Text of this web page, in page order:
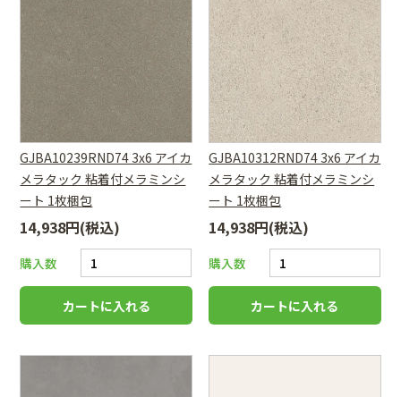
GJBA10239RND74 3x6 アイカ
メラタック 粘着付メラミンシ
ート 1枚梱包
14,938円(税込)
購入数
GJBA10312RND74 3x6 アイカ
メラタック 粘着付メラミンシ
ート 1枚梱包
14,938円(税込)
購入数